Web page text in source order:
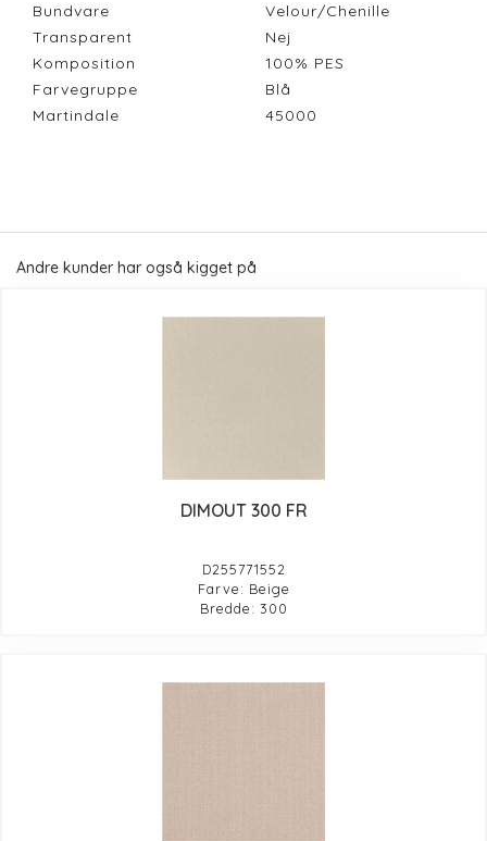
Bundvare
Velour/Chenille
Transparent
Nej
Komposition
100% PES
Farvegruppe
Blå
Martindale
45000
Andre kunder har også kigget på
DIMOUT 300 FR
D255771552
Farve: Beige
Bredde: 300